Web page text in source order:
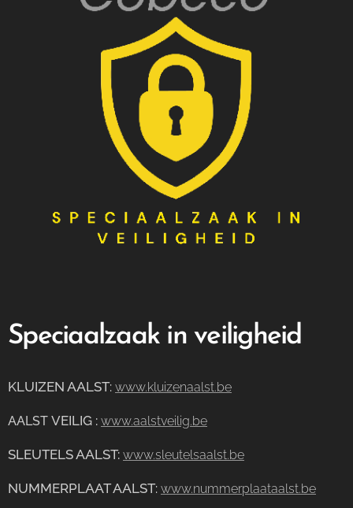
Speciaalzaak in veiligheid
KLUIZEN AALST: www.kluizenaalst.be
AALST VEILIG : www.aalstveilig.be
SLEUTELS AALST: www.sleutelsaalst.be
NUMMERPLAAT AALST: www.nummerplaataalst.be